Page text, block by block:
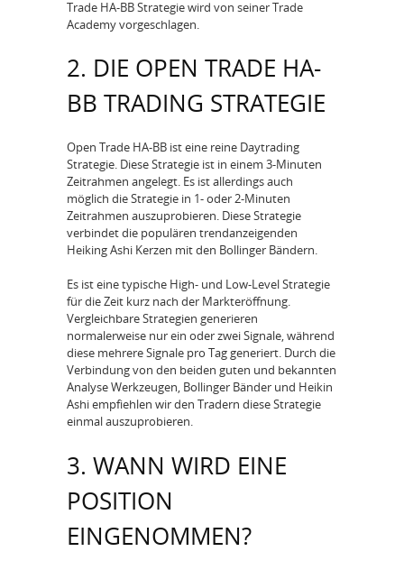
Trade HA-BB Strategie wird von seiner Trade
Academy vorgeschlagen.
2. DIE OPEN TRADE HA-
BB TRADING STRATEGIE
Open Trade HA-BB ist eine reine Daytrading
Strategie. Diese Strategie ist in einem 3-Minuten
Zeitrahmen angelegt. Es ist allerdings auch
möglich die Strategie in 1- oder 2-Minuten
Zeitrahmen auszuprobieren. Diese Strategie
verbindet die populären trendanzeigenden
Heiking Ashi Kerzen mit den Bollinger Bändern.
Es ist eine typische High- und Low-Level Strategie
für die Zeit kurz nach der Markteröffnung.
Vergleichbare Strategien generieren
normalerweise nur ein oder zwei Signale, während
diese mehrere Signale pro Tag generiert. Durch die
Verbindung von den beiden guten und bekannten
Analyse Werkzeugen, Bollinger Bänder und Heikin
Ashi empfiehlen wir den Tradern diese Strategie
einmal auszuprobieren.
3. WANN WIRD EINE
POSITION
EINGENOMMEN?